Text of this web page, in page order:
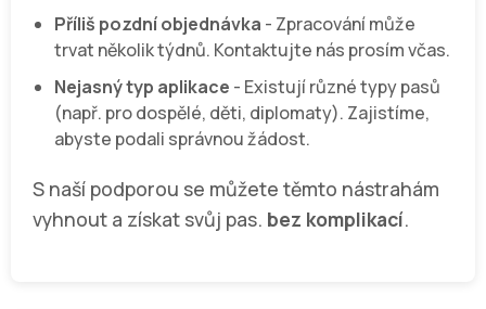
Příliš pozdní objednávka - Zpracování může
trvat několik týdnů. Kontaktujte nás prosím včas.
Nejasný typ aplikace - Existují různé typy pasů
(např. pro dospělé, děti, diplomaty). Zajistíme,
abyste podali správnou žádost.
S naší podporou se můžete těmto nástrahám
vyhnout a získat svůj pas. bez komplikací.